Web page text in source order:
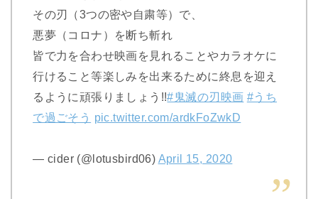
その刃（3つの密や自粛等）で、
悪夢（コロナ）を断ち斬れ
皆で力を合わせ映画を見れることやカラオケに
行けること等楽しみを出来るために終息を迎え
るように頑張りましょう!!#鬼滅の刃映画 #うち
で過ごそう pic.twitter.com/ardkFoZwkD
— cider (@lotusbird06) April 15, 2020